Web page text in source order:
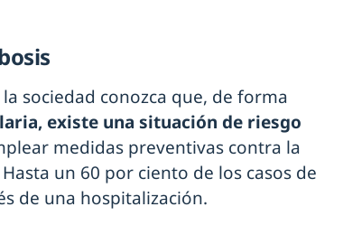
sociedad conozca que, de forma
existe una situación de riesgo
medidas preventivas contra la
un 60 por ciento de los casos de
de una hospitalización.